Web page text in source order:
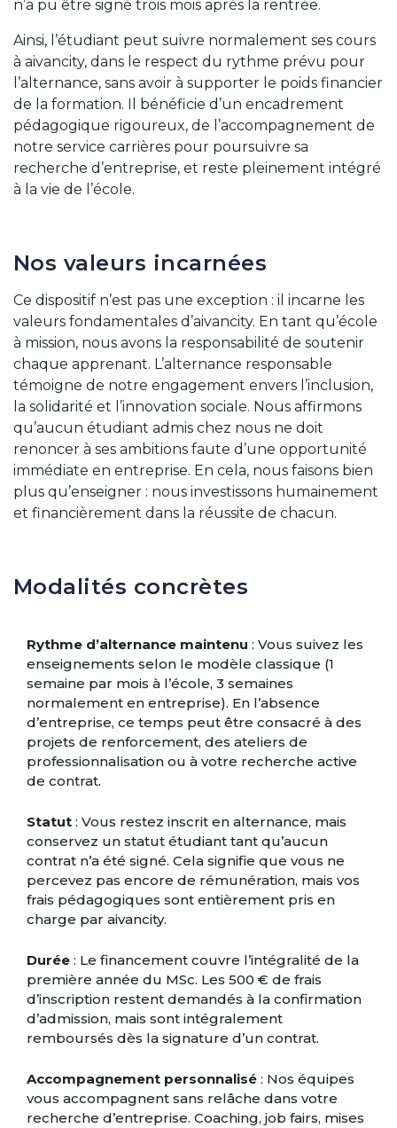
n’a pu être signé trois mois après la rentrée.
Ainsi, l’étudiant peut suivre normalement ses cours
à aivancity, dans le respect du rythme prévu pour
l’alternance, sans avoir à supporter le poids financier
de la formation. Il bénéficie d’un encadrement
pédagogique rigoureux, de l’accompagnement de
notre service carrières pour poursuivre sa
recherche d’entreprise, et reste pleinement intégré
à la vie de l’école.
Nos valeurs incarnées
Ce dispositif n’est pas une exception : il incarne les
valeurs fondamentales d’aivancity. En tant qu’école
à mission, nous avons la responsabilité de soutenir
chaque apprenant. L’alternance responsable
témoigne de notre engagement envers l’inclusion,
la solidarité et l’innovation sociale. Nous affirmons
qu’aucun étudiant admis chez nous ne doit
renoncer à ses ambitions faute d’une opportunité
immédiate en entreprise. En cela, nous faisons bien
plus qu’enseigner : nous investissons humainement
et financièrement dans la réussite de chacun.
Modalités concrètes
Rythme d’alternance maintenu : Vous suivez les
enseignements selon le modèle classique (1
semaine par mois à l’école, 3 semaines
normalement en entreprise). En l’absence
d’entreprise, ce temps peut être consacré à des
projets de renforcement, des ateliers de
professionnalisation ou à votre recherche active
de contrat.
Statut : Vous restez inscrit en alternance, mais
conservez un statut étudiant tant qu’aucun
contrat n’a été signé. Cela signifie que vous ne
percevez pas encore de rémunération, mais vos
frais pédagogiques sont entièrement pris en
charge par aivancity.
Durée : Le financement couvre l’intégralité de la
première année du MSc. Les 500 € de frais
d’inscription restent demandés à la confirmation
d’admission, mais sont intégralement
remboursés dès la signature d’un contrat.
Accompagnement personnalisé : Nos équipes
vous accompagnent sans relâche dans votre
recherche d’entreprise. Coaching, job fairs, mises